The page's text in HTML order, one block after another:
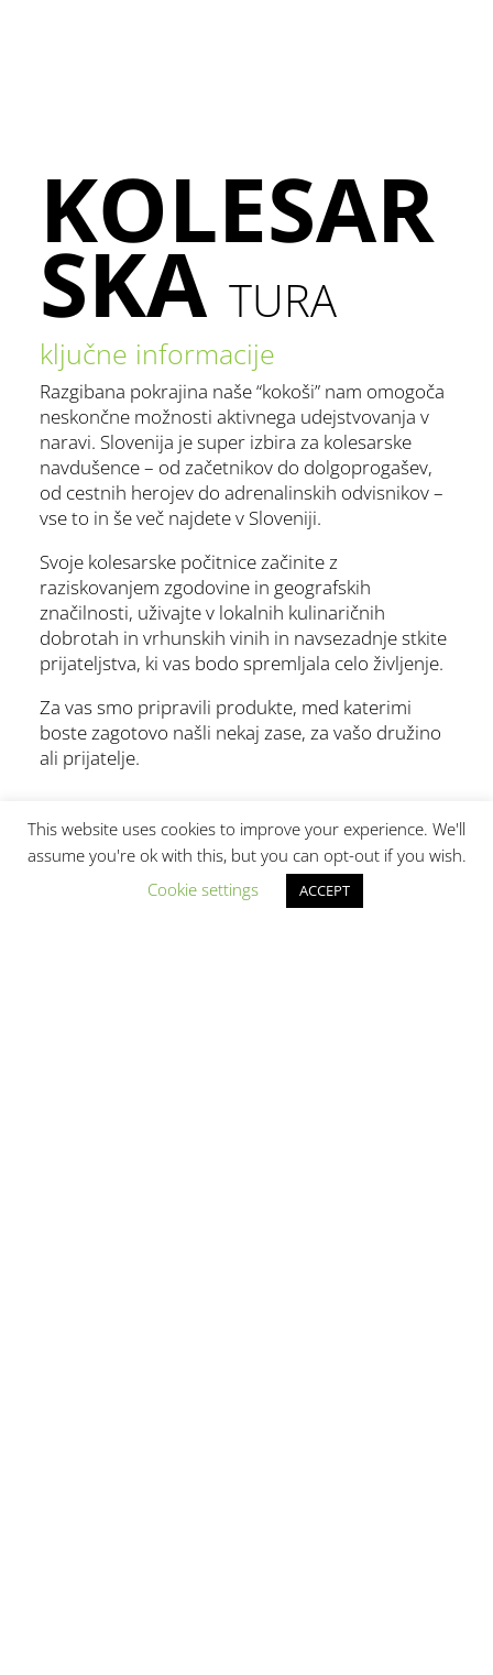
KOLESAR
SKA TURA
ključne informacije
Razgibana pokrajina naše “kokoši” nam omogoča
neskončne možnosti aktivnega udejstvovanja v
naravi. Slovenija je super izbira za kolesarske
navdušence – od začetnikov do dolgoprogašev,
od cestnih herojev do adrenalinskih odvisnikov –
vse to in še več najdete v Sloveniji.
Svoje kolesarske počitnice začinite z
raziskovanjem zgodovine in geografskih
značilnosti, uživajte v lokalnih kulinaričnih
dobrotah in vrhunskih vinih in navsezadnje stkite
prijateljstva, ki vas bodo spremljala celo življenje.
Za vas smo pripravili produkte, med katerimi
boste zagotovo našli nekaj zase, za vašo družino
ali prijatelje.
This website uses cookies to improve your experience. We'll
assume you're ok with this, but you can opt-out if you wish.
Cookie settings
ACCEPT